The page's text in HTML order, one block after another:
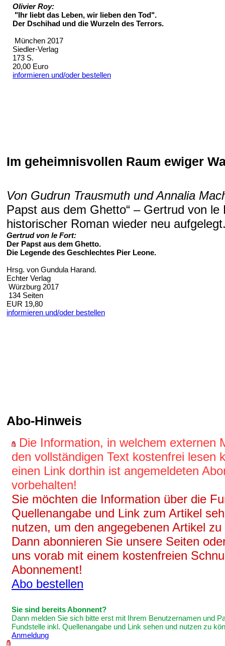
Olivier Roy:
"Ihr liebt das Leben, wir lieben den Tod".
Der Dschihad und die Wurzeln des Terrors.
München 2017
Siedler-Verlag
173 S.
20,00 Euro
informieren und/oder bestellen
Im geheimnisvollen Raum ewiger
Von Gudrun Trausmuth und Annalia
Papst aus dem Ghetto“ – Gertrud von le
historischer Roman wieder neu
Gertrud von le Fort:
Der Papst aus dem Ghetto.
Die Legende des Geschlechtes Pier Leone.
Hrsg. von Gundula Harand.
Echter Verlag
Würzburg 2017
134 Seiten
EUR 19,80
informieren und/oder bestellen
Abo-Hinweis
Die Information, in welchem externen
den vollständigen Text kostenfrei lesen
einen Link dorthin ist angemeldeten
vorbehalten!
Sie möchten die Information über die
Quellenangabe und Link zum Artikel
nutzen, um den angegebenen Artikel zu
Dann abonnieren Sie unsere Seiten
uns vorab mit einem kostenfreien
Abonnement!
Abo bestellen
Sie sind bereits Abonnent?
Dann melden Sie sich bitte erst mit Ihrem Benutzernamen und
Fundstelle inkl. Quellenangabe und Link sehen und nutzen zu
Anmeldung